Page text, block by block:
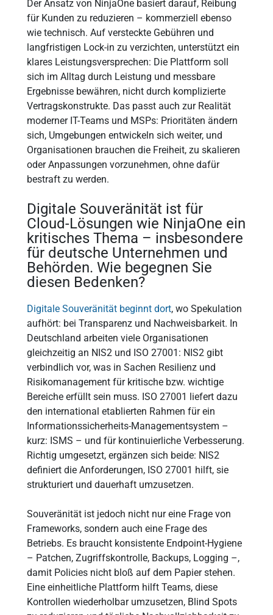
Der Ansatz von NinjaOne basiert darauf, Reibung
für Kunden zu reduzieren – kommerziell ebenso
wie technisch. Auf versteckte Gebühren und
langfristigen Lock-in zu verzichten, unterstützt ein
klares Leistungsversprechen: Die Plattform soll
sich im Alltag durch Leistung und messbare
Ergebnisse bewähren, nicht durch komplizierte
Vertragskonstrukte. Das passt auch zur Realität
moderner IT-Teams und MSPs: Prioritäten ändern
sich, Umgebungen entwickeln sich weiter, und
Organisationen brauchen die Freiheit, zu skalieren
oder Anpassungen vorzunehmen, ohne dafür
bestraft zu werden.
Digitale Souveränität ist für
Cloud-Lösungen wie NinjaOne ein
kritisches Thema – insbesondere
für deutsche Unternehmen und
Behörden. Wie begegnen Sie
diesen Bedenken?
Digitale Souveränität beginnt dort, wo Spekulation
aufhört: bei Transparenz und Nachweisbarkeit. In
Deutschland arbeiten viele Organisationen
gleichzeitig an NIS2 und ISO 27001: NIS2 gibt
verbindlich vor, was in Sachen Resilienz und
Risikomanagement für kritische bzw. wichtige
Bereiche erfüllt sein muss. ISO 27001 liefert dazu
den international etablierten Rahmen für ein
Informationssicherheits-Managementsystem –
kurz: ISMS – und für kontinuierliche Verbesserung.
Richtig umgesetzt, ergänzen sich beide: NIS2
definiert die Anforderungen, ISO 27001 hilft, sie
strukturiert und dauerhaft umzusetzen.
Souveränität ist jedoch nicht nur eine Frage von
Frameworks, sondern auch eine Frage des
Betriebs. Es braucht konsistente Endpoint-Hygiene
– Patchen, Zugriffskontrolle, Backups, Logging –,
damit Policies nicht bloß auf dem Papier stehen.
Eine einheitliche Plattform hilft Teams, diese
Kontrollen wiederholbar umzusetzen, Blind Spots